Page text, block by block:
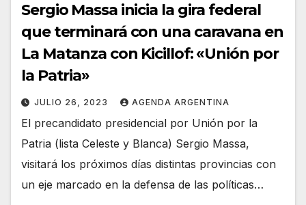
Sergio Massa inicia la gira federal
que terminará con una caravana en
La Matanza con Kicillof: «Unión por
la Patria»
JULIO 26, 2023 AGENDA ARGENTINA
El precandidato presidencial por Unión por la
Patria (lista Celeste y Blanca) Sergio Massa,
visitará los próximos días distintas provincias con
un eje marcado en la defensa de las políticas…